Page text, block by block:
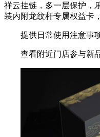
祥云挂链，多一层保护，
装内附龙纹杆专属权益卡
提供日常使用注意事
查看附近门店参与新